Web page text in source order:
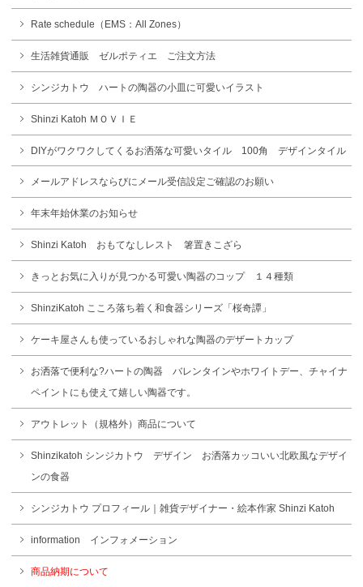
Rate schedule（EMS：All Zones）
生活雑貨通販 ゼルポティエ ご注文方法
シンジカトウ ハートの陶器の小皿に可愛いイラスト
Shinzi Katoh ＭＯＶＩＥ
DIYがワクワクしてくるお洒落な可愛いタイル 100角 デザインタイル
メールアドレスならびにメール受信設定ご確認のお願い
年末年始休業のお知らせ
Shinzi Katoh おもてなしレスト 箸置きこざら
きっとお気に入りが見つかる可愛い陶器のコップ １４種類
ShinziKatoh こころ落ち着く和食器シリーズ「桜奇譚」
ケーキ屋さんも使っているおしゃれな陶器のデザートカップ
お洒落で便利な?ハートの陶器 バレンタインやホワイトデー、チャイナ
ペイントにも使えて嬉しい陶器です。
アウトレット（規格外）商品について
Shinzikatoh シンジカトウ デザイン お洒落カッコいい北欧風なデザイ
ンの食器
シンジカトウ プロフィール｜雑貨デザイナー・絵本作家 Shinzi Katoh
information インフォメーション
商品納期について